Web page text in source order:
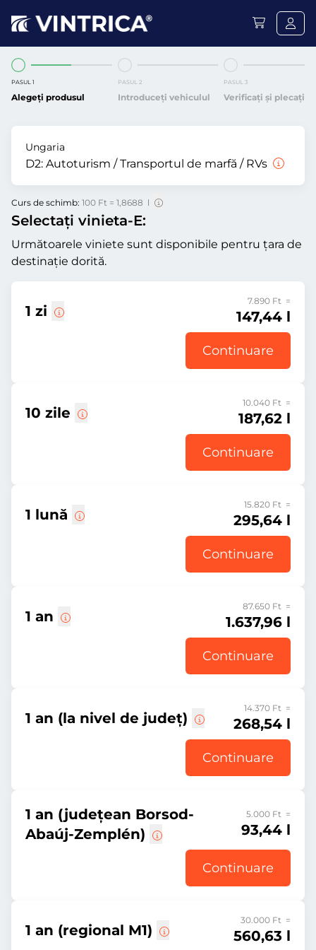
PASUL 1
Alegeți produsul
PASUL 2
Introduceți vehiculul
PASUL 3
Verificați și plecați
Ungaria
D2: Autoturism / Transportul de marfă / RVs
Curs de schimb: 100 Ft = 1,8688 l
Selectați vinieta-E:
Următoarele viniete sunt disponibile pentru țara de
destinație dorită.
1 zi
7.890 Ft =
147,44 l
Continuare
10 zile
10.040 Ft =
187,62 l
Continuare
1 lună
15.820 Ft =
295,64 l
Continuare
1 an
87.650 Ft =
1.637,96 l
Continuare
1 an (la nivel de județ)
14.370 Ft =
268,54 l
Continuare
1 an (județean Borsod-
Abaúj-Zemplén)
5.000 Ft =
93,44 l
Continuare
1 an (regional M1)
30.000 Ft =
560,63 l